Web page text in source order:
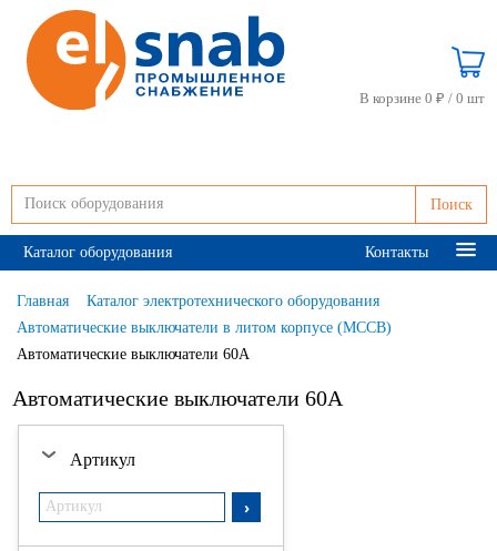
Поиск
В корзине 0 ₽ / 0 шт
Каталог оборудования Контакты
Главная
Каталог электротехнического оборудования
Автоматические выключатели в литом корпусе (MCCB)
Автоматические выключатели 60А
Автоматические выключатели 60А
Артикул